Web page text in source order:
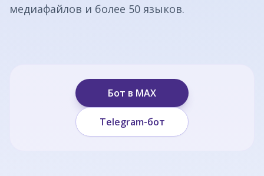
медиафайлов и более 50 языков.
Бот в MAX
Telegram-бот